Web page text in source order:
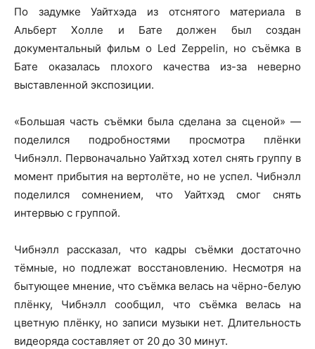
По задумке Уайтхэда из отснятого материала в
Альберт Холле и Бате должен был создан
документальный фильм о Led Zeppelin, но съёмка в
Бате оказалась плохого качества из-за неверно
выставленной экспозиции.
«Большая часть съёмки была сделана за сценой» —
поделился подробностями просмотра плёнки
Чибнэлл. Первоначально Уайтхэд хотел снять группу в
момент прибытия на вертолёте, но не успел. Чибнэлл
поделился сомнением, что Уайтхэд смог снять
интервью с группой.
Чибнэлл рассказал, что кадры съёмки достаточно
тёмные, но подлежат восстановлению. Несмотря на
бытующее мнение, что съёмка велась на чёрно-белую
плёнку, Чибнэлл сообщил, что съёмка велась на
цветную плёнку, но записи музыки нет. Длительность
видеоряда составляет от 20 до 30 минут.